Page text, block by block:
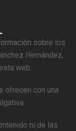
sobre los
Hernández,
web.
ofrecen con una
ni de las